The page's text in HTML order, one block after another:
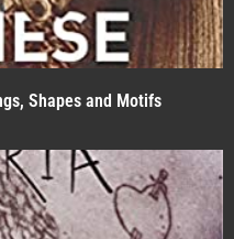
Shapes and Motifs